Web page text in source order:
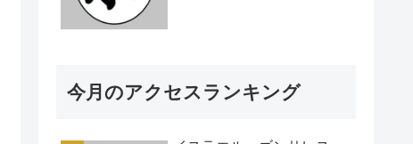
今月のアクセスランキング